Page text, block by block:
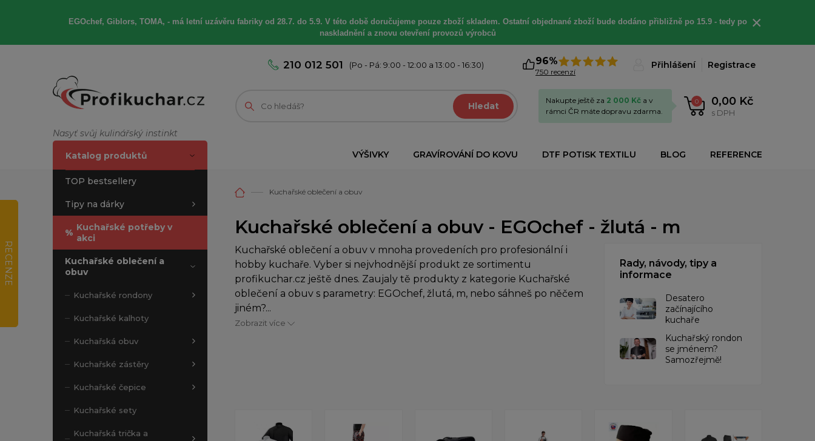
EGOchef, Giblors, TOMA, -má letní uzávěru fabriky od 28.7. do 5.9. V této době doručujeme pouze zboží skladem. Ostatní objednané zboží bude dodáno přibližně po 15.9 - tedy po
naskladnění a znovu otevření provozů výrobců
×
Nasyť svůj kulinářský instinkt
210 012 501 (Po - Pá: 9:00 - 12:00 a 13:00 - 16:30) 96%
750 recenzí
Přihlášení Registrace
Hledat 0 0,00 Kč
s DPH
Nakupte ještě za 2 000 Kč a v
rámci ČR máte dopravu zdarma.
VÝŠIVKY GRAVÍROVÁNÍ DO KOVU DTF POTISK TEXTILU BLOG REFERENCE
Katalog produktů
TOP bestsellery
Tipy na dárky
% Kuchařské potřeby v
akci
Kuchařské oblečení a
obuv
Kuchařské rondony
Kuchařské kalhoty
Kuchařská obuv
Kuchařské zástěry
Kuchařské čepice
Kuchařské sety
Kuchařská trička a
Kuchařské oblečení a obuv
Kuchařské oblečení a obuv - EGOchef - žlutá - m
Kuchařské oblečení a obuv v mnoha provedeních pro profesionální i
hobby kuchaře. Vyber si nejvhodnější produkt ze sortimentu
profikuchar.cz ještě dnes. Zaujaly tě produkty z kategorie Kuchařské
oblečení a obuv s parametry: EGOchef, žlutá, m, nebo sáhneš po něčem
jiném?...
Zobrazit více
Rady, návody, tipy a
informace
Desatero
začínajícího
kuchaře
Kuchařský rondon
se jménem?
Samozřejmě!
RECENZE